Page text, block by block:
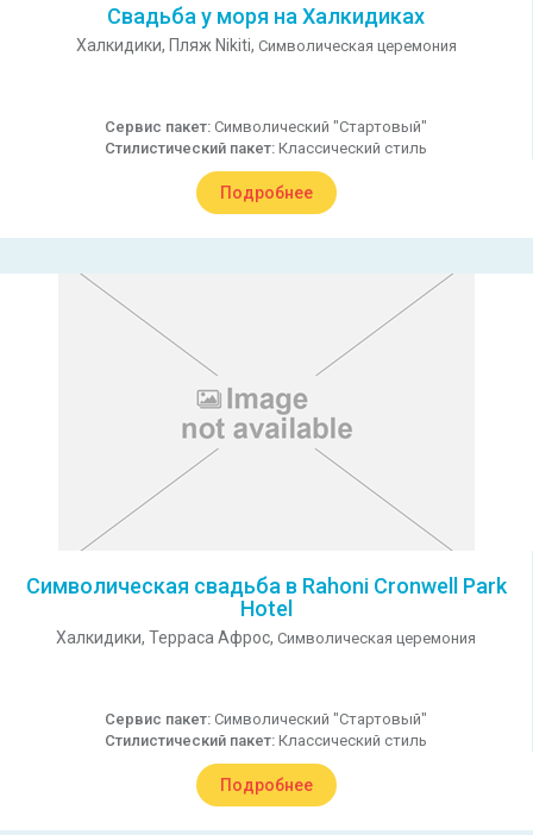
Свадьба у моря на Халкидиках
Халкидики, Пляж Nikiti, Символическая церемония
Сервис пакет: Символический "Стартовый"
Стилистический пакет: Классический стиль
Подробнее
Символическая свадьба в Rahoni Cronwell Park
Hotel
Халкидики, Терраса Афрос, Символическая церемония
Сервис пакет: Символический "Стартовый"
Стилистический пакет: Классический стиль
Подробнее